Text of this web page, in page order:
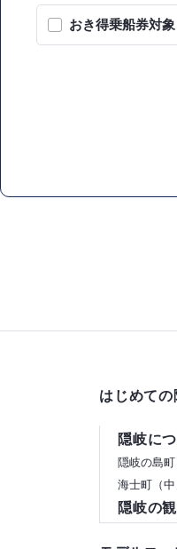
おき得乗船券対象
はじめての
隠岐に
隠岐の島町
海士町（中
隠岐の